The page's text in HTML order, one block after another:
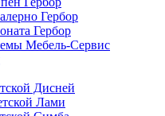
Гербор
Гербор
Мебель-Сервис
Дисней
Лами